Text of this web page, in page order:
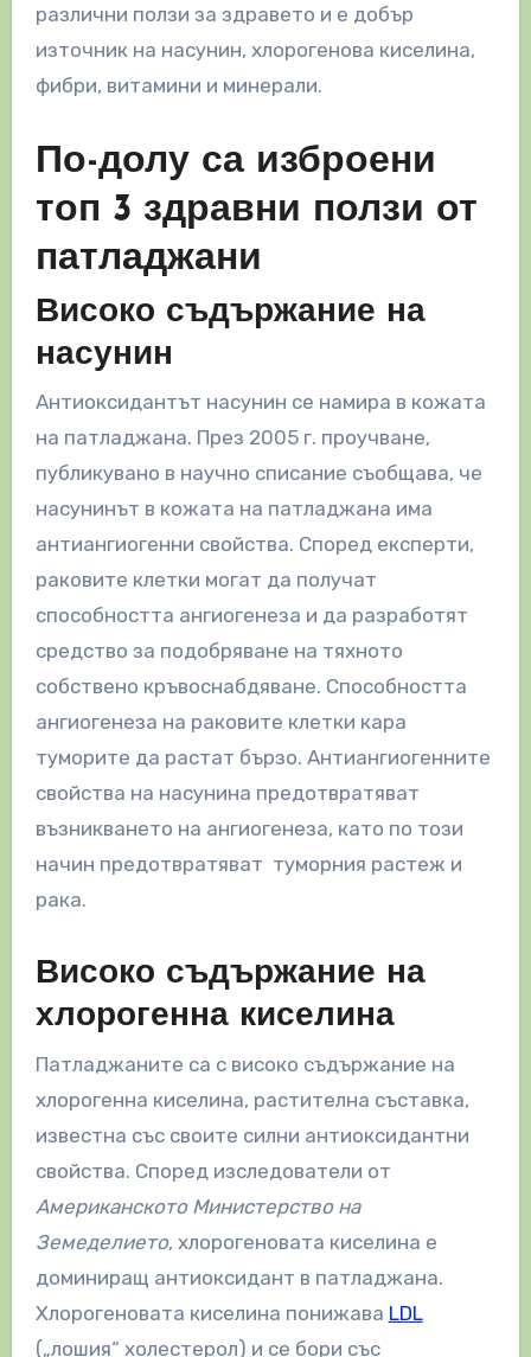
различни ползи за здравето и е добър
източник на насунин, хлорогенова киселина,
фибри, витамини и минерали.
По-долу са изброени
топ 3 здравни ползи от
патладжани
Високо съдържание на
насунин
Антиоксидантът насунин се намира в кожата
на патладжана. През 2005 г. проучване,
публикувано в научно списание съобщава, че
насунинът в кожата на патладжана има
антиангиогенни свойства. Според експерти,
раковите клетки могат да получат
способността ангиогенеза и да разработят
средство за подобряване на тяхното
собствено кръвоснабдяване. Способността
ангиогенеза на раковите клетки кара
туморите да растат бързо. Антиангиогенните
свойства на насунина предотвратяват
възникването на ангиогенеза, като по този
начин предотвратяват туморния растеж и
рака.
Високо съдържание на
хлорогенна киселина
Патладжаните са с високо съдържание на
хлорогенна киселина, растителна съставка,
известна със своите силни антиоксидантни
свойства. Според изследователи от
Американското Министерство на
Земеделието, хлорогеновата киселина е
доминиращ антиоксидант в патладжана.
Хлорогеновата киселина понижава LDL
(„лошия“ холестерол) и се бори със